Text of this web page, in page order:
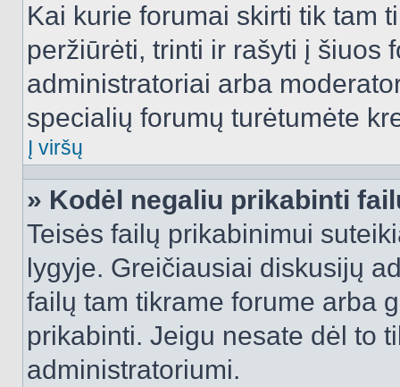
Kai kurie forumai skirti tik tam
peržiūrėti, trinti ir rašyti į šiuos
administratoriai arba
specialių forumų turėtumėte
Į viršų
» Kodėl negaliu prikabinti
Teisės failų prikabinimui
lygyje. Greičiausiai diskusijų
failų tam tikrame forume arba
prikabinti. Jeigu nesate dėl to
administratoriumi.